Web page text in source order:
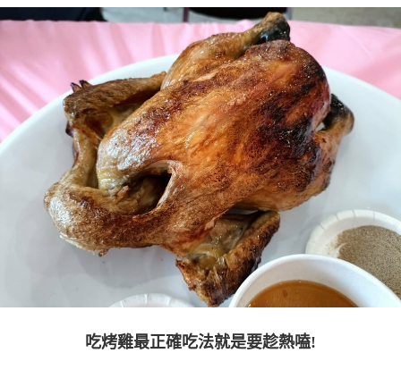
吃烤雞最正確吃法就是要趁熱嗑!